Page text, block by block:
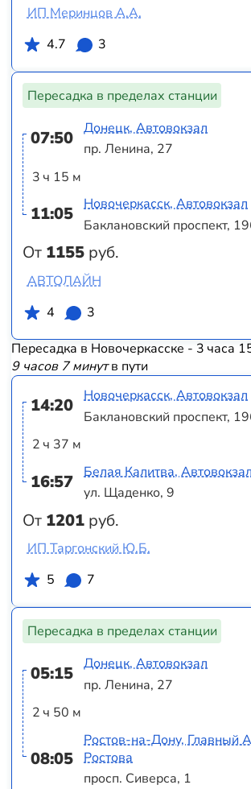
ИП Меринцов А.А.
4.7
3
Пересадка в пределах станции
07:50
3 ч 15 м
11:05
От 1155 руб.
Донецк, Автовокзал
пр. Ленина, 27
Новочеркасск, Автовокзал
Баклановский проспект,
АВТОЛАЙН
4
3
Пересадка в Новочеркасске - 3 часа
9 часов 7 минутв пути
14:20
2 ч 37 м
16:57
От 1201 руб.
Новочеркасск, Автовокзал
Баклановский проспект,
Белая Калитва,
ул. Щаденко, 9
ИП Таргонский Ю.Б.
5
7
Пересадка в пределах станции
05:15
2 ч 50 м
08:05
Донецк, Автовокзал
пр. Ленина, 27
Ростов-на-Дону, Главный
Ростова
просп. Сиверса, 1